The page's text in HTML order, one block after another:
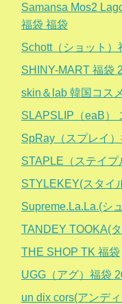
Samansa Mos2
福袋 福袋
Schott（ショット）
SHINY-MART 福袋
skin＆lab 韓国コス
SLAPSLIP（eaB）
SpRay（スプレイ
STAPLE（ステイ
STYLEKEY(スタイ
Supreme.La.La.(シ
TANDEY TOOKA(
THE SHOP TK 福袋
UGG（アグ）福袋
un dix cors(アンデ